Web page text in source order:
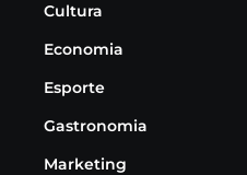
Cultura
Economia
Esporte
Gastronomia
Marketing